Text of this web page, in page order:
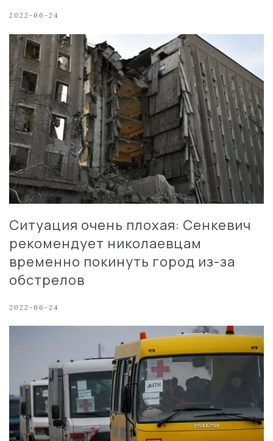
2022-06-24
Ситуация очень плохая: Сенкевич
рекомендует николаевцам
временно покинуть город из-за
обстрелов
2022-06-24